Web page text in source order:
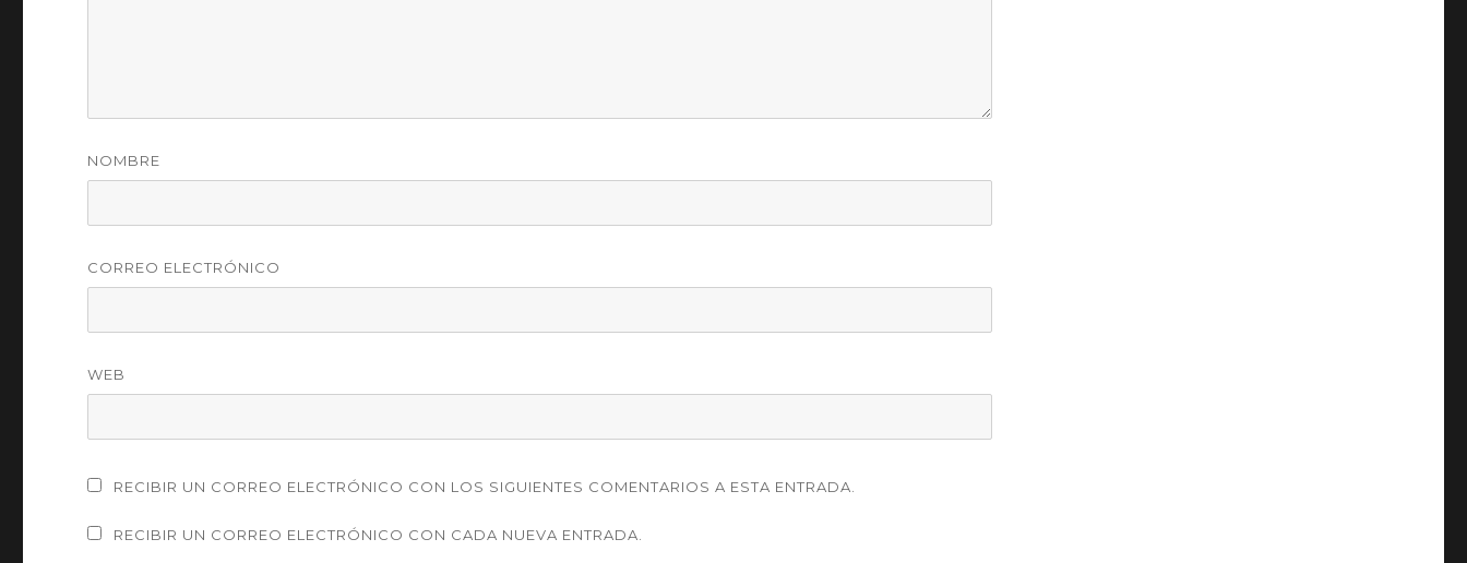
NOMBRE
CORREO ELECTRÓNICO
WEB
RECIBIR UN CORREO ELECTRÓNICO CON LOS SIGUIENTES COMENTARIOS A ESTA ENTRADA.
RECIBIR UN CORREO ELECTRÓNICO CON CADA NUEVA ENTRADA.